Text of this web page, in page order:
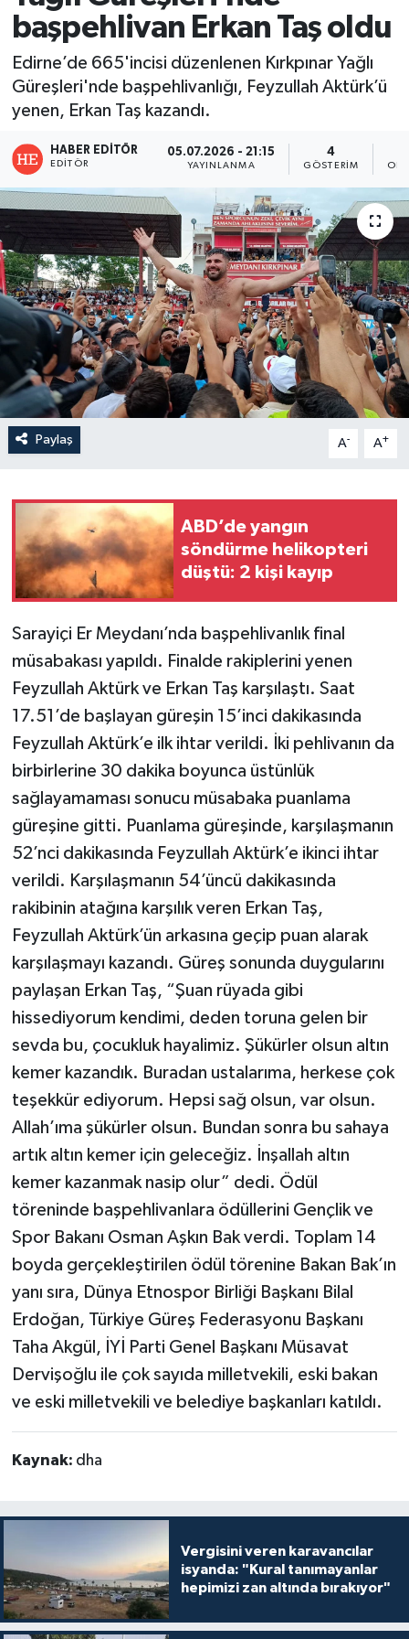
başpehlivan Erkan Taş oldu
Edirne’de 665'incisi düzenlenen Kırkpınar Yağlı
Güreşleri'nde başpehlivanlığı, Feyzullah Aktürk’ü
yenen, Erkan Taş kazandı.
HABER EDITÖR
EDITÖR
05.07.2026 - 21:15
YAYINLANMA
4
GÖSTERIM
Paylaş A- A+
ABD’de yangın
söndürme helikopteri
düştü: 2 kişi kayıp
Sarayiçi Er Meydanı’nda başpehlivanlık final
müsabakası yapıldı. Finalde rakiplerini yenen
Feyzullah Aktürk ve Erkan Taş karşılaştı. Saat
17.51’de başlayan güreşin 15’inci dakikasında
Feyzullah Aktürk’e ilk ihtar verildi. İki pehlivanın da
birbirlerine 30 dakika boyunca üstünlük
sağlayamaması sonucu müsabaka puanlama
güreşine gitti. Puanlama güreşinde, karşılaşmanın
52’nci dakikasında Feyzullah Aktürk’e ikinci ihtar
verildi. Karşılaşmanın 54’üncü dakikasında
rakibinin atağına karşılık veren Erkan Taş,
Feyzullah Aktürk’ün arkasına geçip puan alarak
karşılaşmayı kazandı. Güreş sonunda duygularını
paylaşan Erkan Taş, “Şuan rüyada gibi
hissediyorum kendimi, deden toruna gelen bir
sevda bu, çocukluk hayalimiz. Şükürler olsun altın
kemer kazandık. Buradan ustalarıma, herkese çok
teşekkür ediyorum. Hepsi sağ olsun, var olsun.
Allah’ıma şükürler olsun. Bundan sonra bu sahaya
artık altın kemer için geleceğiz. İnşallah altın
kemer kazanmak nasip olur” dedi. Ödül
töreninde başpehlivanlara ödüllerini Gençlik ve
Spor Bakanı Osman Aşkın Bak verdi. Toplam 14
boyda gerçekleştirilen ödül törenine Bakan Bak’ın
yanı sıra, Dünya Etnospor Birliği Başkanı Bilal
Erdoğan, Türkiye Güreş Federasyonu Başkanı
Taha Akgül, İYİ Parti Genel Başkanı Müsavat
Dervişoğlu ile çok sayıda milletvekili, eski bakan
ve eski milletvekili ve belediye başkanları katıldı.
Kaynak: dha
Vergisini veren karavancılar
isyanda: "Kural tanımayanlar
hepimizi zan altında bırakıyor"